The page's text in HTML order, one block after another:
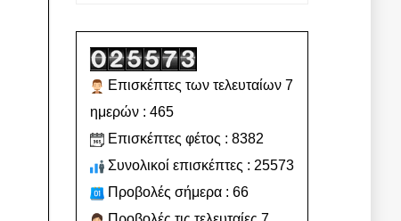
Επισκέπτες των τελευταίων 7
ημερών : 465
Επισκέπτες φέτος : 8382
Συνολικοί επισκέπτες : 25573
Προβολές σήμερα : 66